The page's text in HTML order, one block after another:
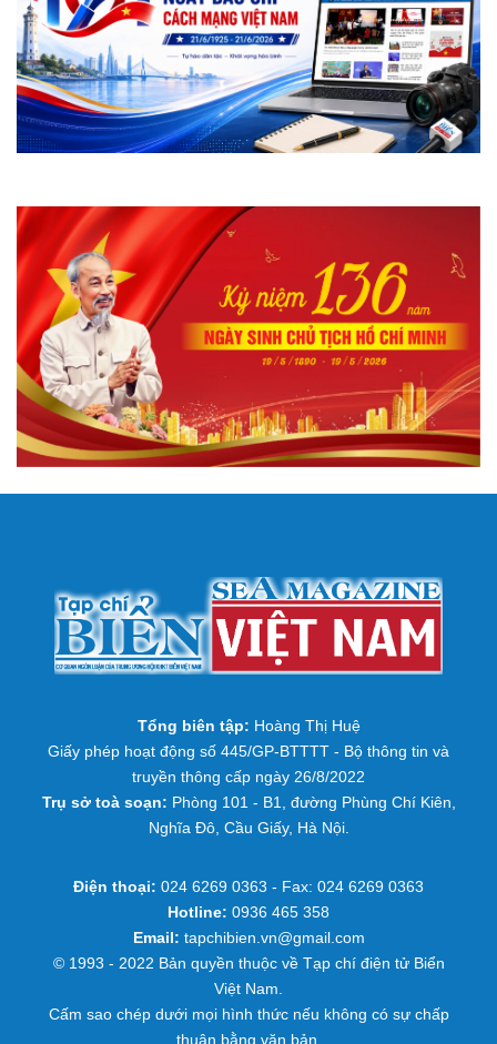
Tổng biên tập: Hoàng Thị Huệ
Giấy phép hoạt động số 445/GP-BTTTT - Bộ thông tin và
truyền thông cấp ngày 26/8/2022
Trụ sở toà soạn: Phòng 101 - B1, đường Phùng Chí Kiên,
Nghĩa Đô, Cầu Giấy, Hà Nội.
Điện thoại: 024 6269 0363 - Fax: 024 6269 0363
Hotline: 0936 465 358
Email: tapchibien.vn@gmail.com
© 1993 - 2022 Bản quyền thuộc về Tạp chí điện tử Biển
Việt Nam.
Cấm sao chép dưới mọi hình thức nếu không có sự chấp
thuận bằng văn bản.